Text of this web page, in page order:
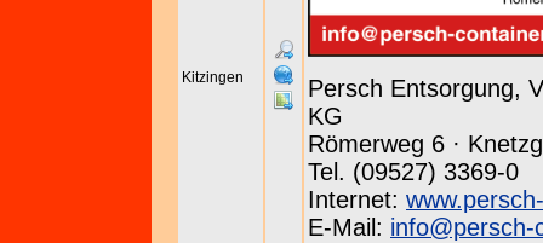
Kitzingen
Persch Entsorgung,
KG
Römerweg 6 ·
Tel. (09527) 3369-0
Internet:
E-Mail: info@persch-